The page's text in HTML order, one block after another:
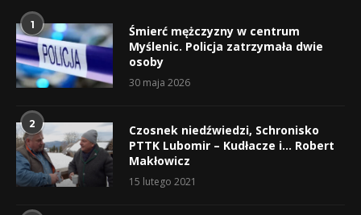
1
Śmierć mężczyzny w centrum
Myślenic. Policja zatrzymała dwie
osoby
30 maja 2026
2
Czosnek niedźwiedzi, Schronisko
PTTK Lubomir – Kudłacze i… Robert
Makłowicz
15 lutego 2021